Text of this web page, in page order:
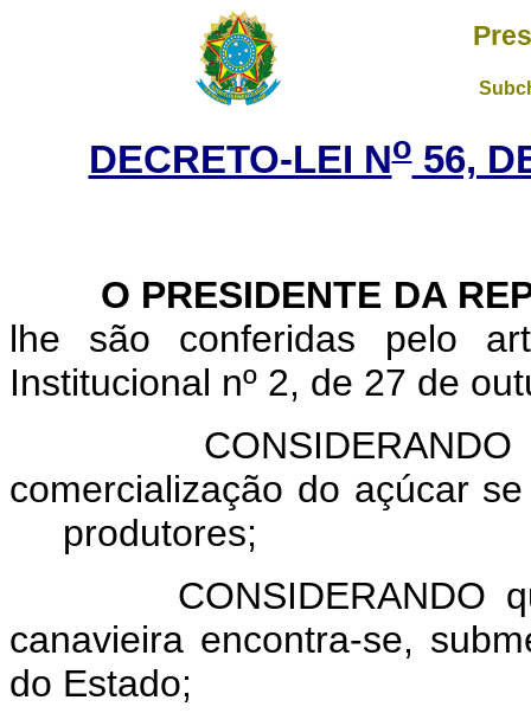
DECRETO-LEI No56,
O PRESIDENTE DA
lhe são conferidas pelo
Institucional nº 2, de 27 de
CONSIDERANDO
comercialização do açúcar
produtores;
CONSIDERANDO que
canavieira encontra-se,
do Estado;